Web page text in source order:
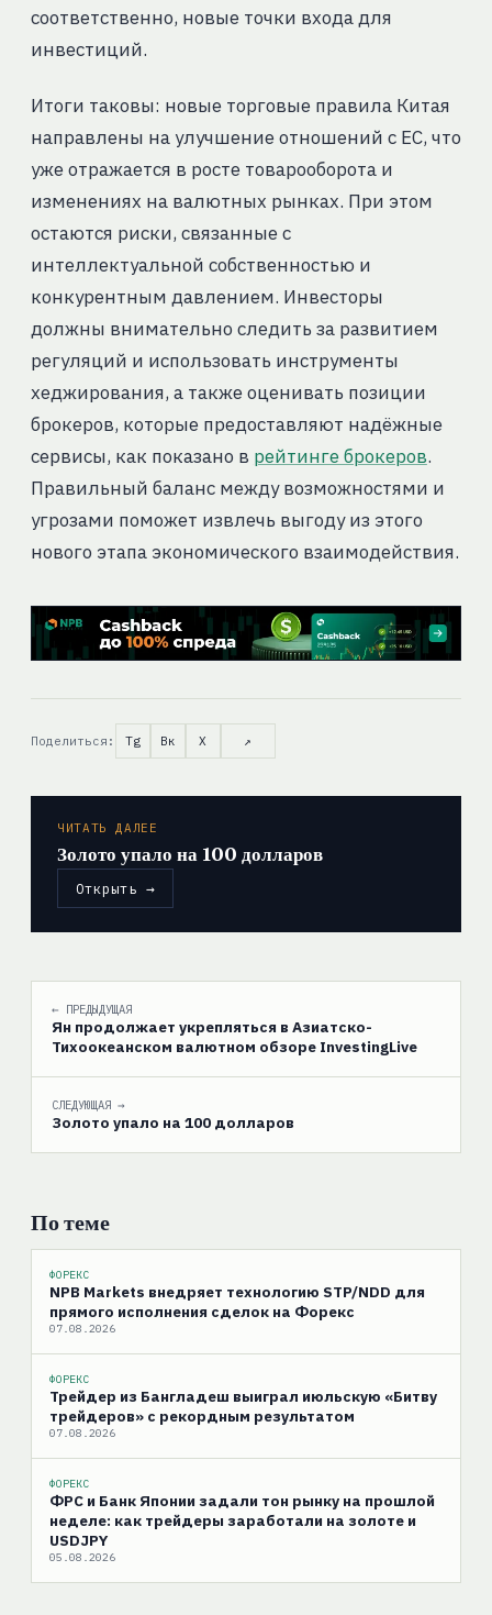
соответственно, новые точки входа для
инвестиций.
Итоги таковы: новые торговые правила Китая
направлены на улучшение отношений с ЕС, что
уже отражается в росте товарооборота и
изменениях на валютных рынках. При этом
остаются риски, связанные с
интеллектуальной собственностью и
конкурентным давлением. Инвесторы
должны внимательно следить за развитием
регуляций и использовать инструменты
хеджирования, а также оценивать позиции
брокеров, которые предоставляют надёжные
сервисы, как показано в рейтинге брокеров.
Правильный баланс между возможностями и
угрозами поможет извлечь выгоду из этого
нового этапа экономического взаимодействия.
Поделиться: Tg Вк X ↗
ЧИТАТЬ ДАЛЕЕ
Золото упало на 100 долларов
Открыть →
← ПРЕДЫДУЩАЯ
Ян продолжает укрепляться в Азиатско-
Тихоокеанском валютном обзоре InvestingLive
СЛЕДУЮЩАЯ →
Золото упало на 100 долларов
По теме
ФОРЕКС
NPB Markets внедряет технологию STP/NDD для
прямого исполнения сделок на Форекс
07.08.2026
ФОРЕКС
Трейдер из Бангладеш выиграл июльскую «Битву
трейдеров» с рекордным результатом
07.08.2026
ФОРЕКС
ФРС и Банк Японии задали тон рынку на прошлой
неделе: как трейдеры заработали на золоте и
USDJPY
05.08.2026